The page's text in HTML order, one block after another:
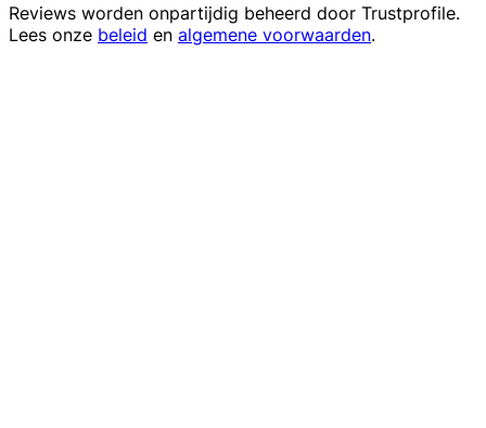
Reviews worden onpartijdig beheerd door Trustprofile.
Lees onze beleid en algemene voorwaarden.